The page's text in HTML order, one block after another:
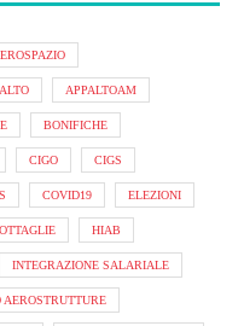
APPALTOAM
BONIFICHE
CIGO CIGS
COVID19 ELEZIONI
HIAB
INTEGRAZIONE SALARIALE
AEROSTRUTTURE